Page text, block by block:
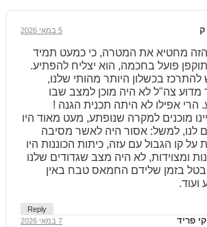
ק 5 במאי 2026
הזה מחטיא את המטרה, כי כמעט תמיד
פועל בחכמה, הוא יצליח להפתיע.
להתרכז בכשלון היותר מהותי שלנו,
מדוע צה"ל לא היה מוכן למצב שבו
הרי אפילו לא היתה תכנית הגנה !
מוכנים למקרה שנופתע, מעט מאוד היו
לנו, למשל: אסור היה לאשר מסיבה
על קו הגבול עם עזה, כיתות הכוננות היו
ומצוידות, לא היה מצב שגדודים שלנו
בזמן שלידם החמאס טבח באין
ועוד.
Reply
פריד 7 במאי 2026